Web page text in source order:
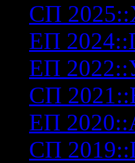
СП
ЕП
ЕП
СП
ЕП
СП